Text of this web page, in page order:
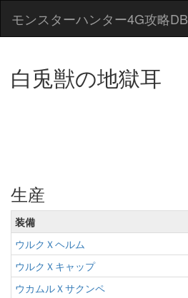
モンスターハンター4G攻略DB
白兎獣の地獄耳
生産
装備
ウルクＸヘルム
ウルクＸキャップ
ウカムルＸサクンペ